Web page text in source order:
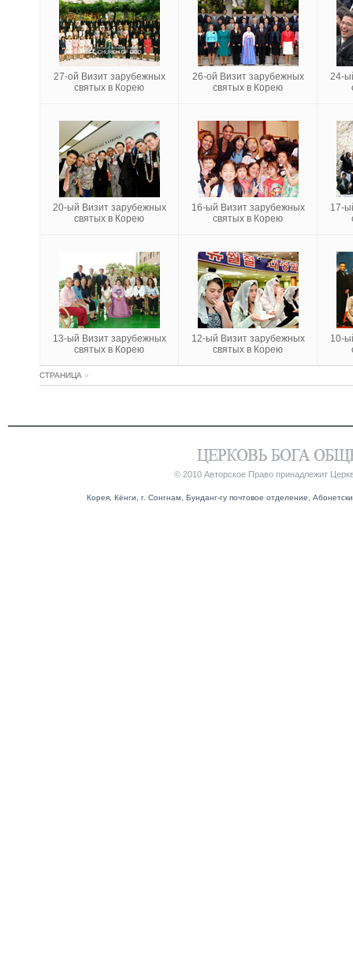
27-ой Визит зарубежных
святых в Корею
26-ой Визит зарубежных
святых в Корею
24-
20-ый Визит зарубежных
святых в Корею
16-ый Визит зарубежных
святых в Корею
17-
13-ый Визит зарубежных
святых в Корею
12-ый Визит зарубежных
святых в Корею
10-
СТРАНИЦА »
© 2010 Авторское Право принадлежит
Корея, Кёнги, г. Сонгнам, Бунданг-гу почтовое отделение,